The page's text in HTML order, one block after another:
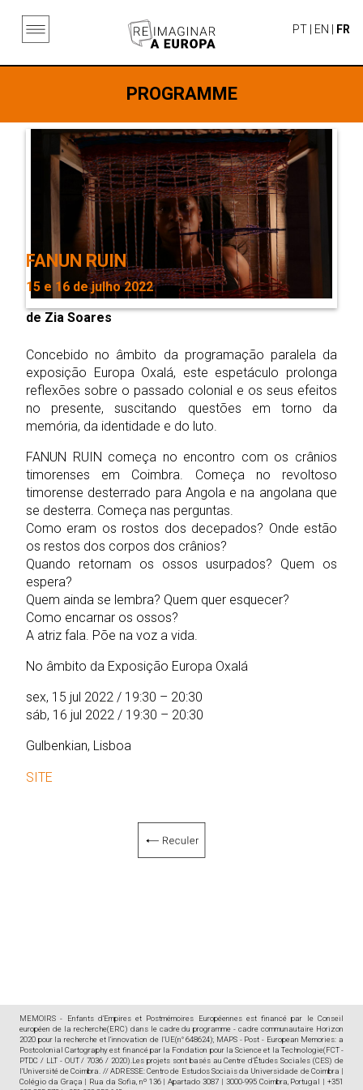
PT| EN FR
PROGRAMME
FANUN RUIN
15 e 16 de julho 2022
de Zia Soares
Concebido no âmbito da programação paralela da
exposição Europa Oxalá, este espetáculo prolonga
reflexões sobre o passado colonial e os seus efeitos
no presente, suscitando questões em torno da
memória, da identidade e do luto.
FANUN RUIN começa no encontro com os crânios
timorenses em Coimbra. Começa no revoltoso
timorense desterrado para Angola e na angolana que
se desterra. Começa nas perguntas.
Como eram os rostos dos decepados? Onde estão
os restos dos corpos dos crânios?
Quando retornam os ossos usurpados? Quem os
espera?
Quem ainda se lembra? Quem quer esquecer?
Como encarnar os ossos?
A atriz fala. Põe na voz a vida.
No âmbito da Exposição Europa Oxalá
sex, 15 jul 2022 / 19:30 – 20:30
sáb, 16 jul 2022 / 19:30 – 20:30
Gulbenkian, Lisboa
SITE
MEMOIRS - Enfants d'Empires et Postmémoires Européennes est financé par le Conseil
européen de la recherche(ERC) dans le cadre du programme - cadre communautaire Horizon
2020 pour la recherche et l'innovation de l'UE(n° 648624); MAPS - Post - European Memories: a
Postcolonial Cartography est financé par la Fondation pour la Science et la Technologie(FCT -
PTDC / LLT - OUT / 7036 / 2020).Les projets sont basés au Centre d'Études Sociales (CES) de
l'Université de Coimbra. // ADRESSE: Centro de Estudos Sociais da Universidade de Coimbra |
Colégio da Graça | Rua da Sofia, nº 136 | Apartado 3087 | 3000-995 Coimbra, Portugal | +351